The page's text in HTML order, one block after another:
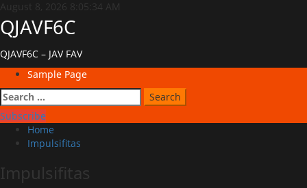
Skip
to
content
August 8, 2026 8:05:34 AM
QJAVF6C
QJAVF6C – JAV FAV
Primary
Menu
Sample Page
Search
for:
Subscribe
Home
Impulsifitas
Impulsifitas